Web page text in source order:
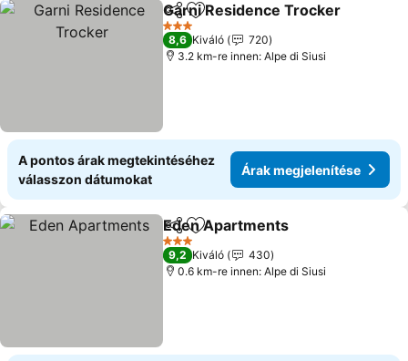
Megosztás
Hozzáadás a kedvencekhez
Garni Residence Trocker
3 Kategória
8,6 Kiváló
720
3.2 km-re innen: Alpe di Siusi
A pontos árak megtekintéséhez
válasszon dátumokat
Árak megjelenítése
Megosztás
Hozzáadás a kedvencekhez
Eden Apartments
3 Kategória
9,2 Kiváló
430
0.6 km-re innen: Alpe di Siusi